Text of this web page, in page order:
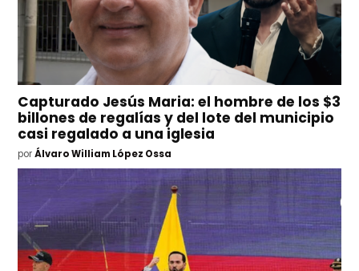
Capturado Jesús Maria: el hombre de los $3
billones de regalías y del lote del municipio
casi regalado a una iglesia
por Álvaro William López Ossa